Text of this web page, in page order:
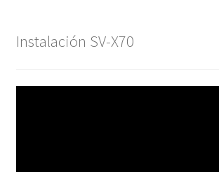
Instalación SV-X70